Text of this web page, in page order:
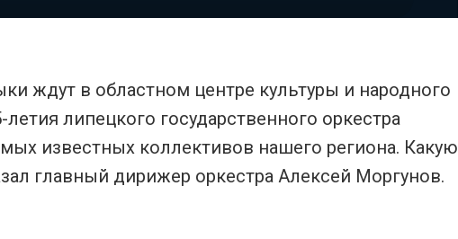
ждут в областном центре культуры и народного
липецкого государственного оркестра
известных коллективов нашего региона. Какую
главный дирижер оркестра Алексей Моргунов.